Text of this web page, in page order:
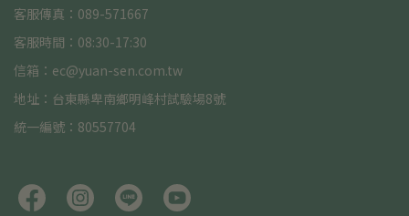
客服傳真：089-571667
客服時間：08:30-17:30
信箱：ec@yuan-sen.com.tw
地址：台東縣卑南鄉明峰村試驗場8號
統一編號：80557704